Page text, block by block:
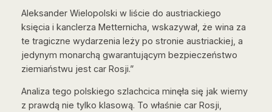
Aleksander Wielopolski w liście do austriackiego
księcia i kanclerza Metternicha, wskazywał, że wina za
te tragiczne wydarzenia leży po stronie austriackiej, a
jedynym monarchą gwarantującym bezpieczeństwo
ziemiaństwu jest car Rosji.”
Analiza tego polskiego szlachcica minęła się jak wiemy
z prawdą nie tylko klasową. To właśnie car Rosji,